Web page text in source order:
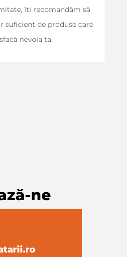
îți recomandăm să
suficient de produse care
nevoia ta.
ne